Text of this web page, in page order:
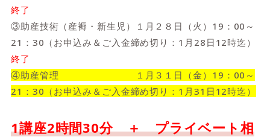
終了
③助産技術（産褥・新生児）１月２８日（火）19：00～
21：30（お申込み＆ご入金締め切り：1月28日12時迄）
終了
④助産管理 １月３１日（金）19：00～
21：30（お申込み＆ご入金締め切り：1月31日12時迄）
1講座2時間30分 ＋ プライベート相